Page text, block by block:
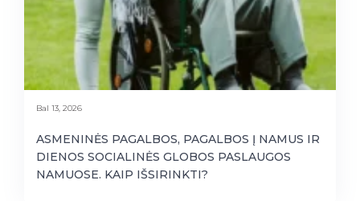
Bal 13, 2026
ASMENINĖS PAGALBOS, PAGALBOS Į NAMUS IR
DIENOS SOCIALINĖS GLOBOS PASLAUGOS
NAMUOSE. KAIP IŠSIRINKTI?